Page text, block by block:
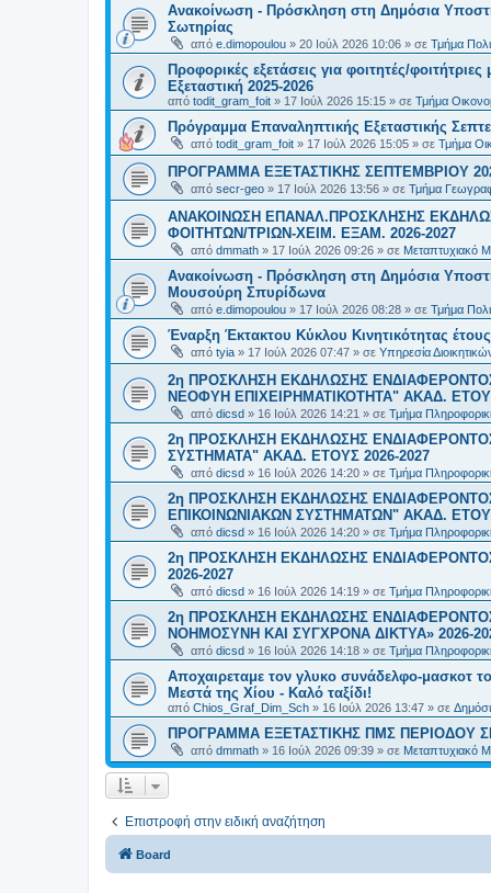
Ανακοίνωση - Πρόσκληση στη Δημόσια
Σωτηρίας
από e.dimopoulou » 20 Ιούλ 2026 10:06 » σε Τμήμα
Προφορικές εξετάσεις για φοιτητές/
Εξεταστική 2025-2026
από todit_gram_foit » 17 Ιούλ 2026 15:15 » σε Τμήμα
Πρόγραμμα Επαναληπτικής Εξεταστικής
από todit_gram_foit » 17 Ιούλ 2026 15:05 » σε Τμήμα
ΠΡΟΓΡΑΜΜΑ ΕΞΕΤΑΣΤΙΚΗΣ ΣΕΠΤΕΜΒΡΙΟΥ
από secr-geo » 17 Ιούλ 2026 13:56 » σε Τμήμα
ΑΝΑΚΟΙΝΩΣΗ ΕΠΑΝΑΛ.ΠΡΟΣΚΛΗΣΗΣ
ΦΟΙΤΗΤΩΝ/ΤΡΙΩΝ-ΧΕΙΜ. ΕΞΑΜ. 2026-2027
από dmmath » 17 Ιούλ 2026 09:26 » σε Μεταπτυχιακό
Ανακοίνωση - Πρόσκληση στη Δημόσια
Μουσούρη Σπυρίδωνα
από e.dimopoulou » 17 Ιούλ 2026 08:28 » σε Τμήμα
Έναρξη Έκτακτου Κύκλου Κινητικότητας
από tyia » 17 Ιούλ 2026 07:47 » σε Υπηρεσία
2η ΠΡΟΣΚΛΗΣΗ ΕΚΔΗΛΩΣΗΣ
ΝΕΟΦΥΗ ΕΠΙΧΕΙΡΗΜΑΤΙΚΟΤΗΤΑ" ΑΚΑΔ.
από dicsd » 16 Ιούλ 2026 14:21 » σε Τμήμα
2η ΠΡΟΣΚΛΗΣΗ ΕΚΔΗΛΩΣΗΣ
ΣΥΣΤΗΜΑΤΑ" ΑΚΑΔ. ΕΤΟΥΣ 2026-2027
από dicsd » 16 Ιούλ 2026 14:20 » σε Τμήμα
2η ΠΡΟΣΚΛΗΣΗ ΕΚΔΗΛΩΣΗΣ
ΕΠΙΚΟΙΝΩΝΙΑΚΩΝ ΣΥΣΤΗΜΑΤΩΝ" ΑΚΑΔ.
από dicsd » 16 Ιούλ 2026 14:20 » σε Τμήμα
2η ΠΡΟΣΚΛΗΣΗ ΕΚΔΗΛΩΣΗΣ
2026-2027
από dicsd » 16 Ιούλ 2026 14:19 » σε Τμήμα
2η ΠΡΟΣΚΛΗΣΗ ΕΚΔΗΛΩΣΗΣ
ΝΟΗΜΟΣΥΝΗ ΚΑΙ ΣΥΓΧΡΟΝΑ ΔΙΚΤΥΑ» 2026-
από dicsd » 16 Ιούλ 2026 14:18 » σε Τμήμα
Αποχαιρεταμε τον γλυκο συνάδελφο-μασκοτ
Μεστά της Χίου - Καλό ταξίδι!
από Chios_Graf_Dim_Sch » 16 Ιούλ 2026 13:47 » σε
ΠΡΟΓΡΑΜΜΑ ΕΞΕΤΑΣΤΙΚΗΣ ΠΜΣ ΠΕΡΙΟΔΟΥ
από dmmath » 16 Ιούλ 2026 09:39 » σε Μεταπτυχιακό
Επιστροφή στην ειδική αναζήτηση
Board